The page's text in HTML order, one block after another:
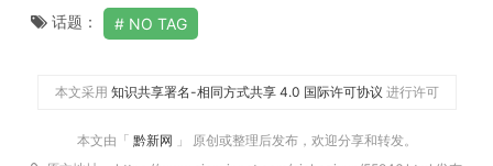
话题： NO TAG
本文采用 知识共享署名-相同方式共享 4.0 国际许可协议 进行许可
本文由「 黔新网 」 原创或整理后发布，欢迎分享和转发。